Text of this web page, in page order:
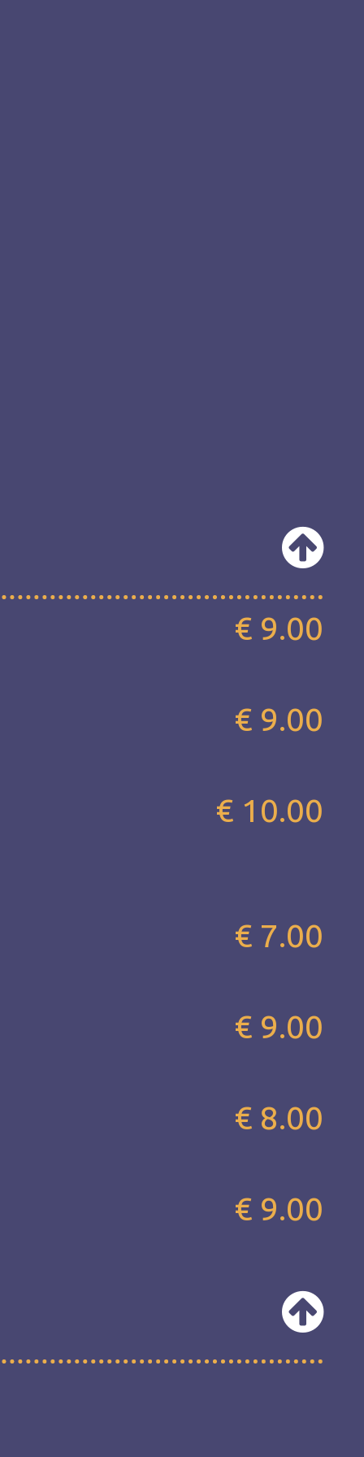
€ 9.00
€ 9.00
€ 10.00
€ 7.00
€ 9.00
€ 8.00
€ 9.00